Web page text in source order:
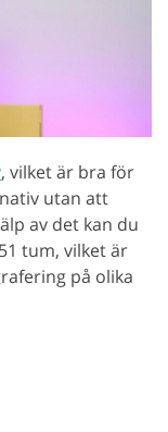
, vilket är bra för
utan att
av det kan du
tum, vilket är
på olika